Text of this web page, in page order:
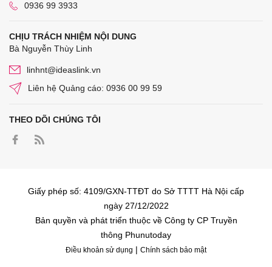
0936 99 3933
CHỊU TRÁCH NHIỆM NỘI DUNG
Bà Nguyễn Thùy Linh
linhnt@ideaslink.vn
Liên hệ Quảng cáo: 0936 00 99 59
THEO DÕI CHÚNG TÔI
Giấy phép số: 4109/GXN-TTĐT do Sở TTTT Hà Nội cấp
ngày 27/12/2022
Bản quyền và phát triển thuộc về Công ty CP Truyền
thông Phunutoday
Điều khoản sử dụng | Chính sách bảo mật